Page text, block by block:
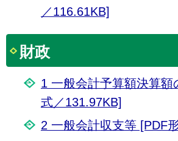
／116.61KB]
財政
1 一般会計予算額決算額
式／131.97KB]
2 一般会計収支等 [PDF